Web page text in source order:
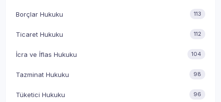
Borçlar Hukuku 113
Ticaret Hukuku 112
İcra ve İflas Hukuku 104
Tazminat Hukuku 98
Tüketici Hukuku 96